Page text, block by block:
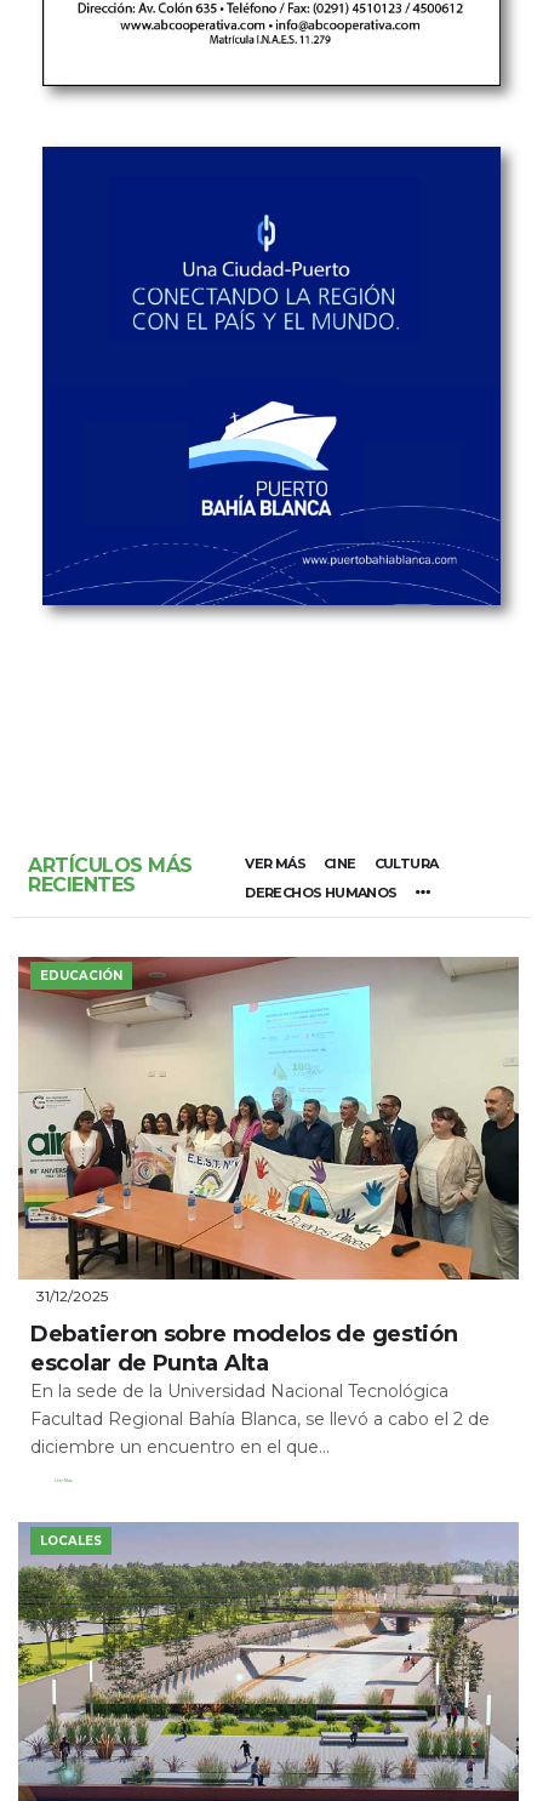
ARTÍCULOS MÁS
RECIENTES
VER MÁS CINE
CULTURA
DERECHOS HUMANOS
EDUCACIÓN
31/12/2025
Debatieron sobre modelos de gestión
escolar de Punta Alta
En la sede de la Universidad Nacional Tecnológica
Facultad Regional Bahía Blanca, se llevó a cabo el 2 de
diciembre un encuentro en el que...
Leer Más
LOCALES